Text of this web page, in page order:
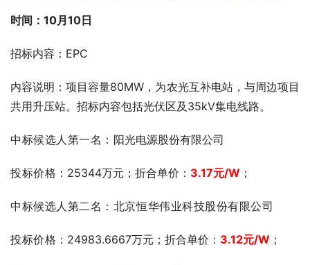
时间：10月10日
招标内容：EPC
内容说明：项目容量80MW，为农光互补电站，与周边项目
共用升压站。招标内容包括光伏区及35kV集电线路。
中标候选人第一名： 阳光电源股份有限公司
投标价格 ：25344万元；折合单价： 3.17元/W ；
中标候选人第二名：北京恒华伟业科技股份有限公司
投标价格 ：24983.6667万元；折合单价： 3.12元/W ；